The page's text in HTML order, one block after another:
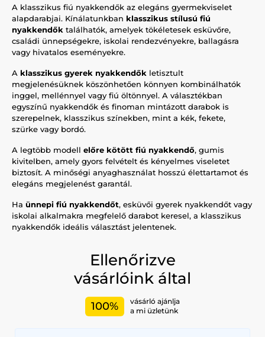
A klasszikus fiú nyakkendők az elegáns gyermekviselet
alapdarabjai. Kínálatunkban klasszikus stílusú fiú
nyakkendők találhatók, amelyek tökéletesek esküvőre,
családi ünnepségekre, iskolai rendezvényekre, ballagásra
vagy hivatalos eseményekre.
A klasszikus gyerek nyakkendők letisztult
megjelenésüknek köszönhetően könnyen kombinálhatók
inggel, mellénnyel vagy fiú öltönnyel. A választékban
egyszínű nyakkendők és finoman mintázott darabok is
szerepelnek, klasszikus színekben, mint a kék, fekete,
szürke vagy bordó.
A legtöbb modell előre kötött fiú nyakkendő, gumis
kivitelben, amely gyors felvételt és kényelmes viseletet
biztosít. A minőségi anyaghasználat hosszú élettartamot és
elegáns megjelenést garantál.
Ha ünnepi fiú nyakkendőt, esküvői gyerek nyakkendőt vagy
iskolai alkalmakra megfelelő darabot keresel, a klasszikus
nyakkendők ideális választást jelentenek.
Ellenőrizve
vásárlóink által
100%
vásárló ajánlja
a mi üzletünk